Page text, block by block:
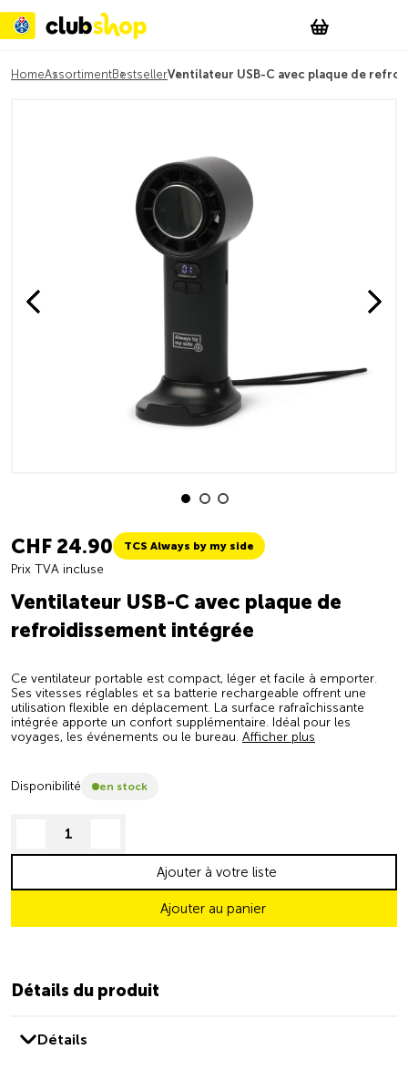
Account
WishList
HomeAssortimentBestsellerVentilateur USB-C avec plaque de
CHF 24.90 TCS Always by my side
Prix TVA incluse
Ventilateur USB-C avec plaque de
refroidissement intégrée
Ce ventilateur portable est compact, léger et facile à emporter.
Ses vitesses réglables et sa batterie rechargeable offrent une
utilisation flexible en déplacement. La surface rafraîchissante
intégrée apporte un confort supplémentaire. Idéal pour les
voyages, les événements ou le bureau. Afficher plus
Disponibilité en stock
decrease quantity
Ajouter au panier
Ajouter à votre liste
Détails du produit
Détails